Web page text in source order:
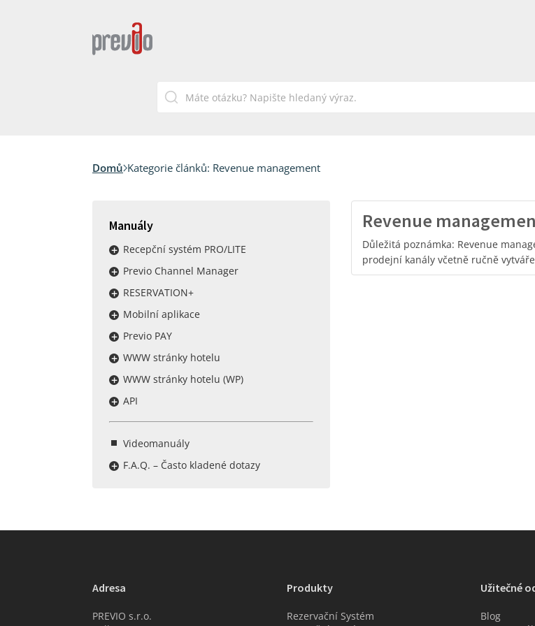
Domů Kategorie článků: Revenue management
Manuály
Recepční systém PRO/LITE
Previo Channel Manager
RESERVATION+
Mobilní aplikace
Previo PAY
WWW stránky hotelu
WWW stránky hotelu (WP)
API
Videomanuály
F.A.Q. – Často kladené dotazy
Revenue
Důležitá poznámka: Revenue
prodejní kanály včetně ručně
Adresa
PREVIO s.r.o.
Produkty
Rezervační Systém
Užitečné
Blog